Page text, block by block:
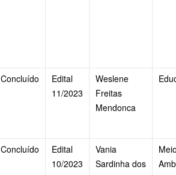
Concluído
Edital
11/2023
Weslene
Freitas
Mendonca
Concluído
Edital
10/2023
Vania
Sardinha dos